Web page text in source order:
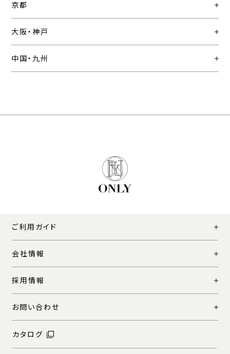
京都
大阪・神戸
中国・九州
ご利用ガイド
会社情報
採用情報
お問い合わせ
カタログ